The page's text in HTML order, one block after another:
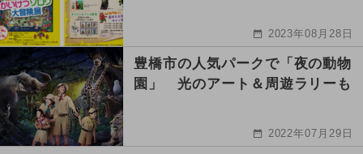
2023年08月28日
豊橋市の人気パークで「夜の動物
園」 光のアート＆周遊ラリーも
2022年07月29日